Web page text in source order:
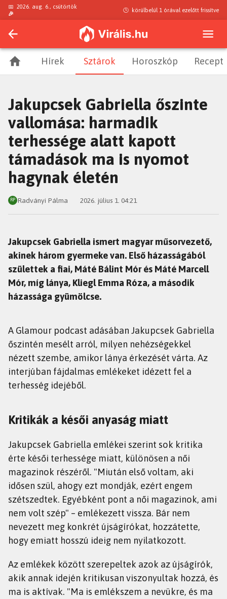
📅 2026. aug. 6., csütörtök
🎉
🕒 körülbelül 1 órával ezelőtt frissítve
Hírek Sztárok Horoszkóp Recept
Jakupcsek Gabriella őszinte
vallomása: harmadik
terhessége alatt kapott
támadások ma is nyomot
hagynak életén
RP Radványi Pálma 2026. július 1. 04:21
Jakupcsek Gabriella ismert magyar műsorvezető,
akinek három gyermeke van. Első házasságából
születtek a fiai, Máté Bálint Mór és Máté Marcell
Mór, míg lánya, Kliegl Emma Róza, a második
házassága gyümölcse.
A Glamour podcast adásában Jakupcsek Gabriella
őszintén mesélt arról, milyen nehézségekkel
nézett szembe, amikor lánya érkezését várta. Az
interjúban fájdalmas emlékeket idézett fel a
terhesség idejéből.
Kritikák a késői anyaság miatt
Jakupcsek Gabriella emlékei szerint sok kritika
érte késői terhessége miatt, különösen a női
magazinok részéről. "Miután első voltam, aki
idősen szül, ahogy ezt mondják, ezért engem
szétszedtek. Egyébként pont a női magazinok, ami
nem volt szép" – emlékezett vissza. Bár nem
nevezett meg konkrét újságírókat, hozzátette,
hogy emiatt hosszú ideig nem nyilatkozott.
Az emlékek között szerepeltek azok az újságírók,
akik annak idején kritikusan viszonyultak hozzá, és
ma is aktívak. "Ma is emlékszem a nevükre, és ma